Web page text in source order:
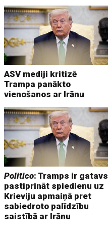
ASV mediji kritizē
Trampa panākto
vienošanos ar Irānu
Politico: Tramps ir gatavs
pastiprināt spiedienu uz
Krieviju apmaiņā pret
sabiedroto palīdzību
saistībā ar Irānu